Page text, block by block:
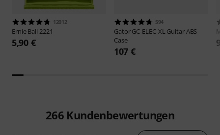
12012
Ernie Ball 2221
5,90 €
594
GatorGC-ELEC-XL Guitar ABS
Case
107 €
266 Kundenbewertungen